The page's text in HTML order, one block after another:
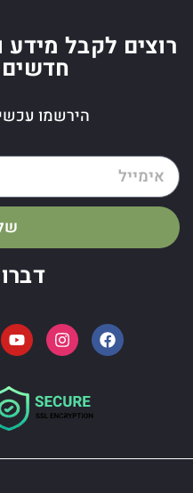
רוצים לקבל מידע
חדשים
הירשמו